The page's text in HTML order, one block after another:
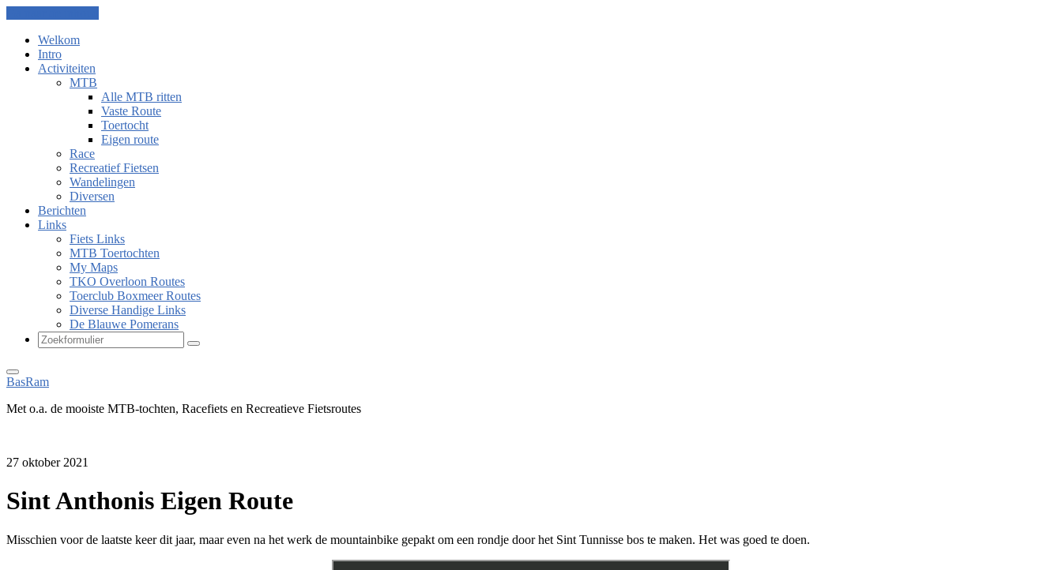
Welkom
Intro
Activiteiten
MTB
Alle MTB ritten
Vaste Route
Toertocht
Eigen route
Race
Recreatief Fietsen
Wandelingen
Diversen
Berichten
Links
Fiets Links
MTB Toertochten
My Maps
TKO Overloon Routes
Toerclub Boxmeer Routes
Diverse Handige Links
De Blauwe Pomerans
Zoeken
BasRam
Met o.a. de mooiste MTB-tochten, Racefiets en Recreatieve Fietsroutes
27 oktober 2021
Sint Anthonis Eigen Route
Misschien voor de laatste keer dit jaar, maar even na het werk de mountainbike gepakt om een rondje door het Sint Tunnisse bos te maken. Het was goed te doen.